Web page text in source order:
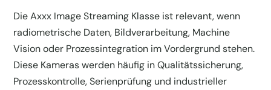
Die Axxx Image Streaming Klasse ist relevant, wenn
radiometrische Daten, Bildverarbeitung, Machine
Vision oder Prozessintegration im Vordergrund stehen.
Diese Kameras werden häufig in Qualitätssicherung,
Prozesskontrolle, Serienprüfung und industrieller